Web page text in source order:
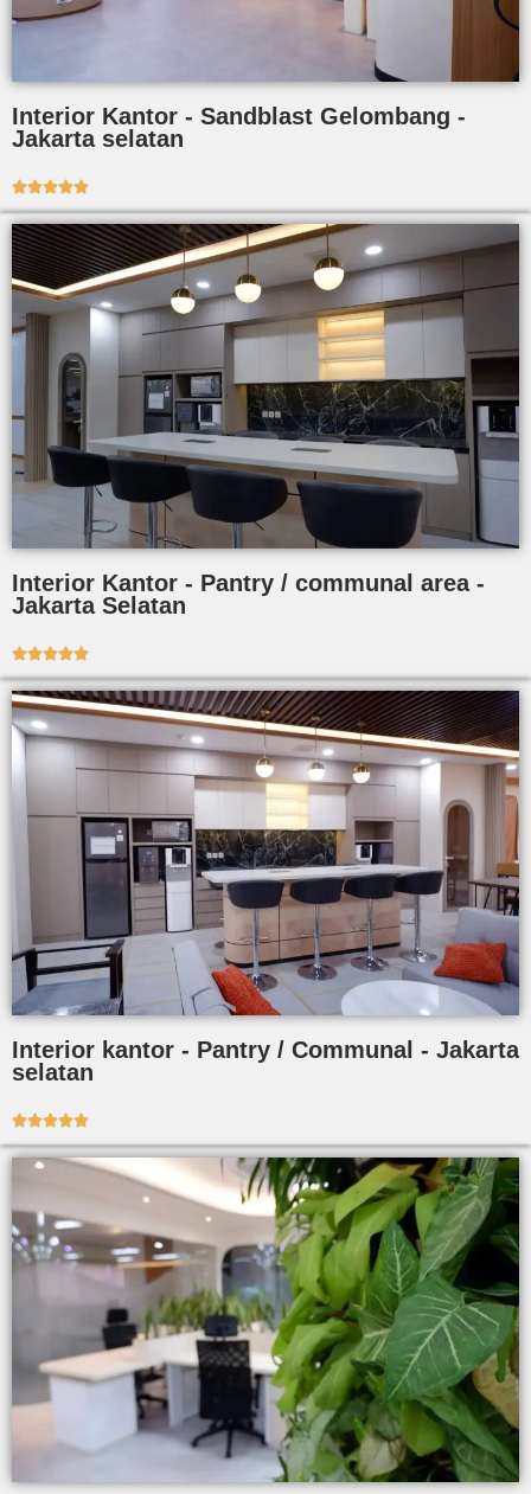
Interior Kantor - Sandblast Gelombang -
Jakarta selatan

Interior Kantor - Pantry / communal area -
Jakarta Selatan

Interior kantor - Pantry / Communal - Jakarta
selatan
